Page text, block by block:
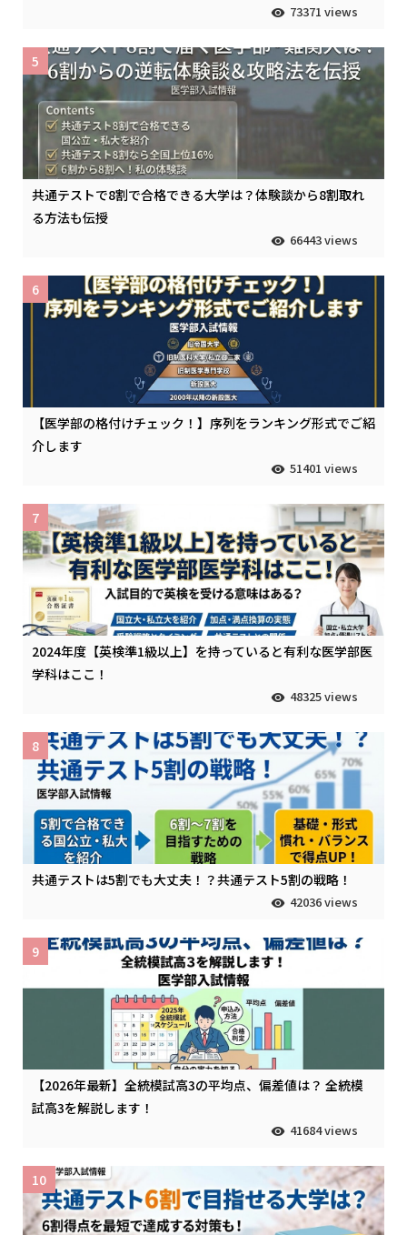
73371 views
共通テストで8割で合格できる大学は？体験談から8割取れ
る方法も伝授
66443 views
5
【医学部の格付けチェック！】序列をランキング形式でご紹
介します
51401 views
6
2024年度【英検準1級以上】を持っていると有利な医学部医
学科はここ！
48325 views
7
共通テストは5割でも大丈夫！？共通テスト5割の戦略！
42036 views
8
【2026年最新】全統模試高3の平均点、偏差値は？ 全統模
試高3を解説します！
41684 views
9
10